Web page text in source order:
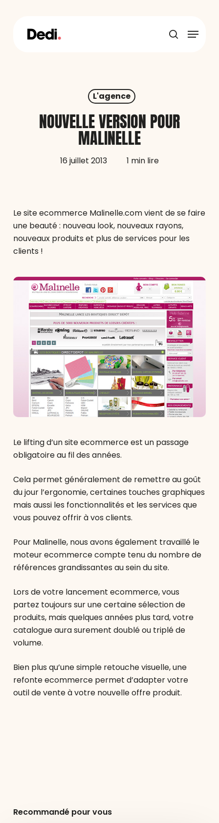
recherche
Menu
L'agence
NOUVELLE VERSION POUR
MALINELLE
16 juillet 2013 1 min lire
Le site ecommerce Malinelle.com vient de se faire
une beauté : nouveau look, nouveaux rayons,
nouveaux produits et plus de services pour les
clients !
Le lifting d’un site ecommerce est un passage
obligatoire au fil des années.
Cela permet généralement de remettre au goût
du jour l’ergonomie, certaines touches graphiques
mais aussi les fonctionnalités et les services que
vous pouvez offrir à vos clients.
Pour Malinelle, nous avons également travaillé le
moteur ecommerce compte tenu du nombre de
références grandissantes au sein du site.
Lors de votre lancement ecommerce, vous
partez toujours sur une certaine sélection de
produits, mais quelques années plus tard, votre
catalogue aura surement doublé ou triplé de
volume.
Bien plus qu’une simple retouche visuelle, une
refonte ecommerce permet d’adapter votre
outil de vente à votre nouvelle offre produit.
Recommandé pour vous